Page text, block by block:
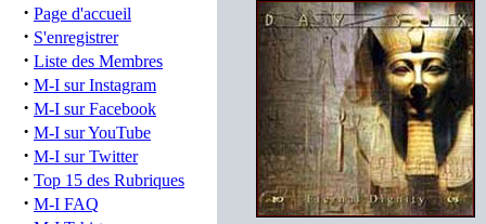
· Page d'accueil
· S'enregistrer
· Liste des Membres
· M-I sur Instagram
· M-I sur Facebook
· M-I sur YouTube
· M-I sur Twitter
· Top 15 des Rubriques
· M-I FAQ